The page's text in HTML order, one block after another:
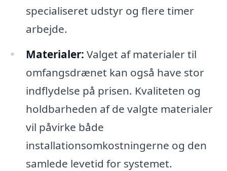
specialiseret udstyr og flere timer
arbejde.
Materialer: Valget af materialer til
omfangsdrænet kan også have stor
indflydelse på prisen. Kvaliteten og
holdbarheden af de valgte materialer
vil påvirke både
installationsomkostningerne og den
samlede levetid for systemet.